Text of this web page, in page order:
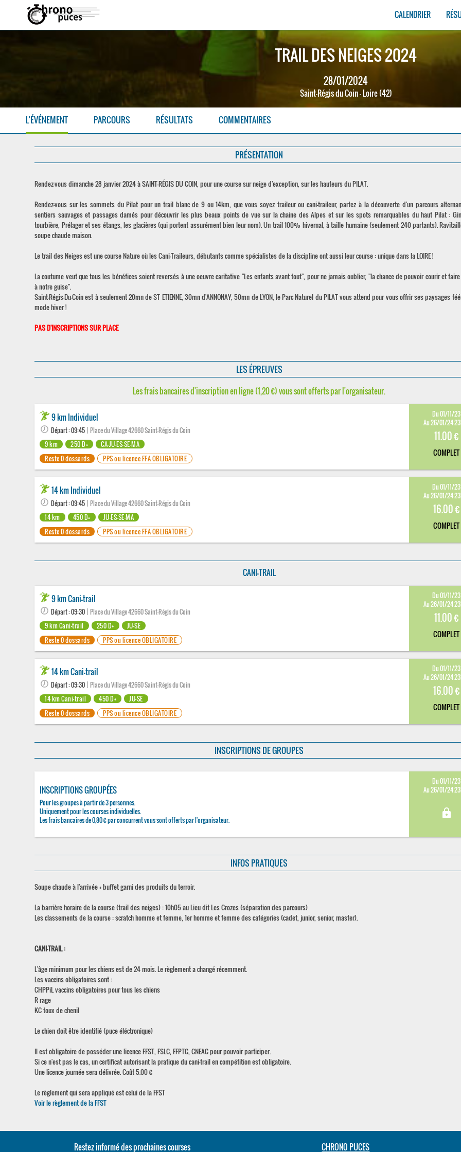
CALENDRIER
TRAIL DES NEIGES 2024
28/01/2024
Saint-Régis du Coin - Loire (42)
L'ÉVÉNEMENT PARCOURS RÉSULTATS COMMENTAIRES
PRÉSENTATION
Rendez-vous dimanche 28 janvier 2024 à SAINT-RÉGIS DU COIN, pour une course sur neige d'exception, sur les hauteurs du PILAT.
Rendez-vous sur les sommets du Pilat pour un trail blanc de 9 ou 14km, que vous soyez traileur ou cani-traileur, partez à la découverte d'un parcours
sentiers sauvages et passages damés pour découvrir les plus beaux points de vue sur la chaine des Alpes et sur les spots remarquables du haut Pilat :
tourbière, Prélager et ses étangs, les glacières (qui portent assurément bien leur nom). Un trail 100% hivernal, à taille humaine (seulement 240 partants).
soupe chaude maison.
Le trail des Neiges est une course Nature où les Cani-Traileurs, débutants comme spécialistes de la discipline ont aussi leur course : unique dans la LOIRE !
La coutume veut que tous les bénéfices soient reversés à une oeuvre caritative "Les enfants avant tout", pour ne jamais oublier, "la chance de pouvoir courir et
à notre guise".
Saint-Régis-Du-Coin est à seulement 20mn de ST ETIENNE, 30mn d'ANNONAY, 50mn de LYON, le Parc Naturel du PILAT vous attend pour vous offrir ses paysages
mode hiver !
PAS D'INSCRIPTIONS SUR PLACE
LES ÉPREUVES
Les frais bancaires d'inscription en ligne (1,20 €) vous sont offerts par l'organisateur.
9 km Individuel
Départ : 09:45 | Place du Village 42660 Saint-Régis du Coin
9 km
250 D+
CA-JU-ES-SE-MA
Reste 0 dossards
PPS ou licence FFA OBLIGATOIRE
Du 01/11/23
Au 26/01/24
11.00 €
COMPLET
14 km Individuel
Départ : 09:45 | Place du Village 42660 Saint-Régis du Coin
14 km
450 D+
JU-ES-SE-MA
Reste 0 dossards
PPS ou licence FFA OBLIGATOIRE
Du 01/11/23
Au 26/01/24
16.00 €
COMPLET
CANI-TRAIL
9 km Cani-trail
Départ : 09:30 | Place du Village 42660 Saint-Régis du Coin
9 km Cani-trail
250 D+
JU-SE
Reste 0 dossards
PPS ou licence OBLIGATOIRE
Du 01/11/23
Au 26/01/24
11.00 €
COMPLET
14 km Cani-trail
Départ : 09:30 | Place du Village 42660 Saint-Régis du Coin
14 km Cani-trail
450 D+
JU-SE
Reste 0 dossards
PPS ou licence OBLIGATOIRE
Du 01/11/23
Au 26/01/24
16.00 €
COMPLET
INSCRIPTIONS DE GROUPES
INSCRIPTIONS GROUPÉES
Pour les groupes à partir de 3 personnes.
Uniquement pour les courses individuelles.
Les frais bancaires de 0,80 € par concurrent vous sont offerts par l'organisateur.
Du 01/11/23
Au 26/01/24
lock
INFOS PRATIQUES
Soupe chaude à l'arrivée + buffet garni des produits du terroir.
La barrière horaire de la course (trail des neiges) : 10h05 au Lieu dit Les Crozes (séparation des parcours)
Les classements de la course : scratch homme et femme, 1er homme et femme des catégories (cadet, junior, senior, master).
CANI-TRAIL :
L'âge minimum pour les chiens est de 24 mois. Le règlement a changé récemment.
Les vaccins obligatoires sont :
CHPPiL vaccins obligatoires pour tous les chiens
R rage
KC toux de chenil
Le chien doit être identifié (puce éléctronique)
Il est obligatoire de posséder une licence FFST, FSLC, FFPTC, CNEAC pour pouvoir participer.
Si ce n'est pas le cas, un certificat autorisant la pratique du cani-trail en compétition est obligatoire.
Une licence journée sera délivrée. Coût 5.00 €
Le règlement qui sera appliqué est celui de la FFST
Voir le règlement de la FFST
Restez informé des prochaines courses CHRONO PUCES